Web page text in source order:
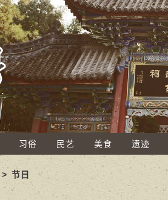
习俗 民艺 美食 遗迹
> 节日